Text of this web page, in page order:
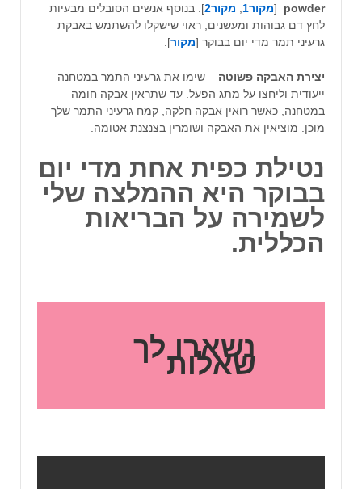
powder
[מקור1 מקור2 ]. בנוסף אנשים הסובלים מבעיות
לחץ דם גבוהות ומעשנים, ראוי שישקלו להשתמש באבקת
גרעיני תמר מדי יום בבוקר [מקור].
יצירת האבקה פשוטה – שימו את גרעיני התמר במטחנה
ייעודית וליחצו על מתג הפעל. עד שתראין אבקה חומה
במטחנה, כאשר רואין אבקה חלקה, קמח גרעיני התמר שלך
מוכן. מוציאין את האבקה ושומרין בצנצנת אטומה.
נטילת כפית אחת מדי יום
בבוקר היא ההמלצה שלי
לשמירה על הבריאות
הכללית.
נשארו לך
שאלות